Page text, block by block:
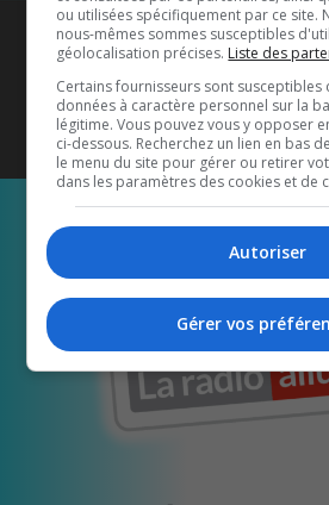
Coyote New
également sur
Écoutez-nous
ou utilisées spécifiquement par ce site.
nous-mêmes sommes susceptibles
géolocalisation précises. Liste des
Certains fournisseurs sont susceptibles
données à caractère personnel sur la
légitime. Vous pouvez vous y opposer
ci-dessous. Recherchez un lien en bas
le menu du site pour gérer ou retirer
dans les paramètres des cookies et de
Autoriser
Gérer vos